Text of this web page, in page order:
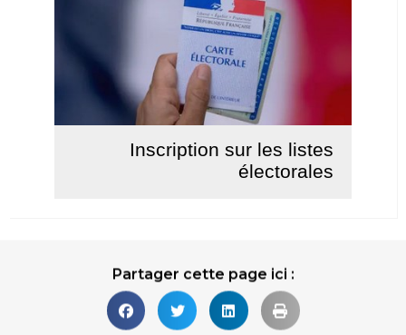
Inscription sur les listes
électorales
Partager cette page ici :